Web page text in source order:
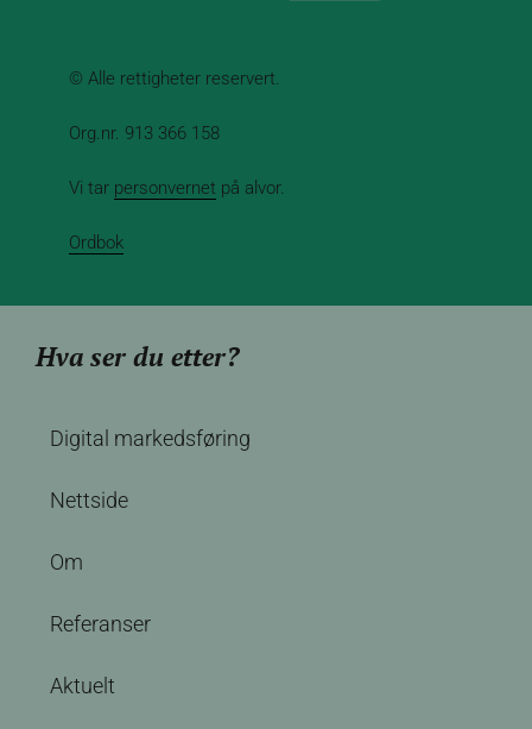
© Alle rettigheter reservert.
Org.nr. 913 366 158
Vi tar personvernet på alvor.
Ordbok
Hva ser du etter?
Digital markedsføring
Nettside
Om
Referanser
Aktuelt